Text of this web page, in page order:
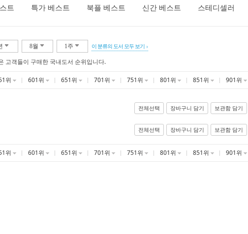
트 특가 베스트 북플 베스트 신간 베스트 스테디셀러
8월 1주 이 분류의 도서 모두 보기
고객들이 구매한 국내도서 순위입니다.
위 601위 651위 701위 751위 801위 851위 901위
전체선택 장바구니 담기 보관함 담기
전체선택 장바구니 담기 보관함 담기
위 601위 651위 701위 751위 801위 851위 901위